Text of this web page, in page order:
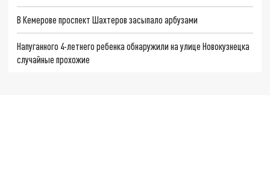
В Кемерове проспект Шахтеров засыпало арбузами
Напуганного 4-летнего ребенка обнаружили на улице Новокузнецка
случайные прохожие